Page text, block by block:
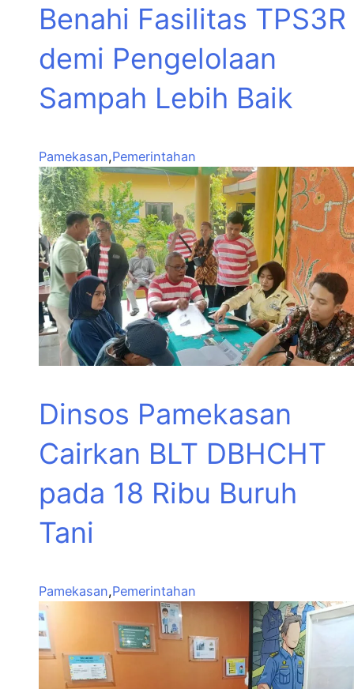
Benahi Fasilitas TPS3R
demi Pengelolaan
Sampah Lebih Baik
Pamekasan,Pemerintahan
Dinsos Pamekasan
Cairkan BLT DBHCHT
pada 18 Ribu Buruh
Tani
Pamekasan,Pemerintahan